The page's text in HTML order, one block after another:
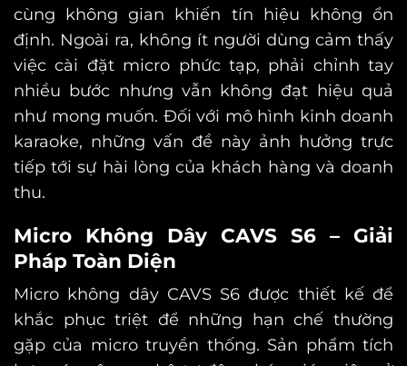
cùng không gian khiến tín hiệu không ổn
định. Ngoài ra, không ít người dùng cảm thấy
việc cài đặt micro phức tạp, phải chỉnh tay
nhiều bước nhưng vẫn không đạt hiệu quả
như mong muốn. Đối với mô hình kinh doanh
karaoke, những vấn đề này ảnh hưởng trực
tiếp tới sự hài lòng của khách hàng và doanh
thu.
Micro Không Dây CAVS S6 – Giải
Pháp Toàn Diện
Micro không dây CAVS S6 được thiết kế để
khắc phục triệt để những hạn chế thường
gặp của micro truyền thống. Sản phẩm tích